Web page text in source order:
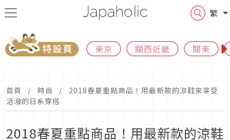
繁
東京 關西近畿 關東
首頁 時尚
2018春夏重點商品！用最新款的涼鞋來享受
活潑的日系穿搭
2018春夏重點商品！用最新款的涼鞋